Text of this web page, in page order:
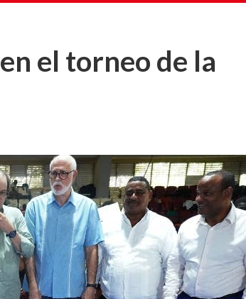
el torneo de la